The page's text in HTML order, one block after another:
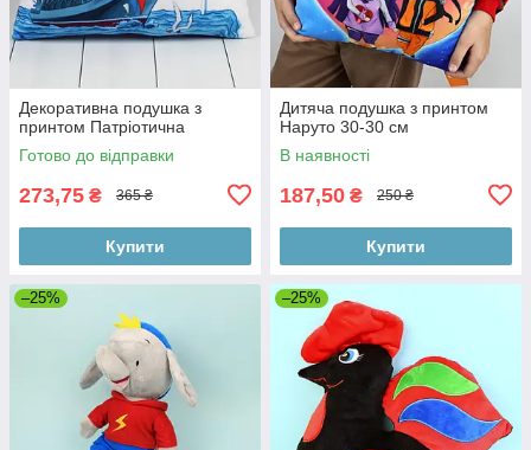
Декоративна подушка з
принтом Патріотична
Готово до відправки
273,75 ₴ 365 ₴
Купити
Дитяча подушка з принтом
Наруто 30-30 см
В наявності
187,50 ₴ 250 ₴
Купити
–25% –25%